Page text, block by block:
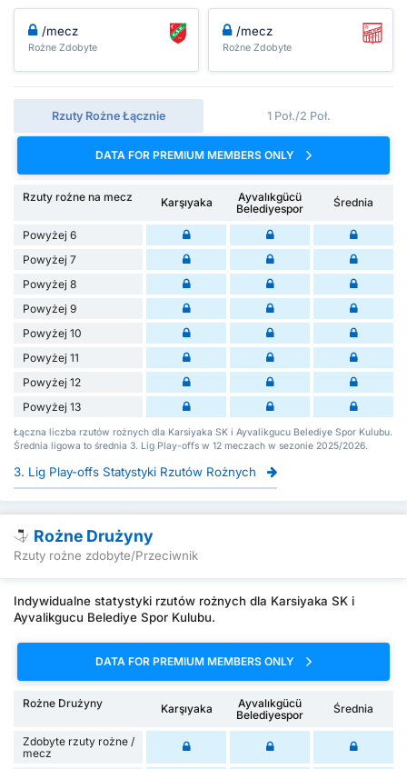
/mecz
Rożne Zdobyte
/mecz
Rożne Zdobyte
Rzuty Rożne Łącznie 1 Poł./2 Poł.
DATA FOR PREMIUM MEMBERS ONLY
Rzuty rożne na mecz Karşıyaka
Ayvalıkgücü
Belediyespor
Średnia
Powyżej 6
Powyżej 7
Powyżej 8
Powyżej 9
Powyżej 10
Powyżej 11
Powyżej 12
Powyżej 13
Łączna liczba rzutów rożnych dla Karsiyaka SK i Ayvalikgucu Belediye Spor Kulubu.
Średnia ligowa to średnia 3. Lig Play-offs w 12 meczach w sezonie 2025/2026.
3. Lig Play-offs Statystyki Rzutów Rożnych
Rożne Drużyny
Rzuty rożne zdobyte/Przeciwnik
Indywidualne statystyki rzutów rożnych dla Karsiyaka SK i
Ayvalikgucu Belediye Spor Kulubu.
DATA FOR PREMIUM MEMBERS ONLY
Rożne Drużyny Karşıyaka
Ayvalıkgücü
Belediyespor
Średnia
Zdobyte rzuty rożne /
mecz